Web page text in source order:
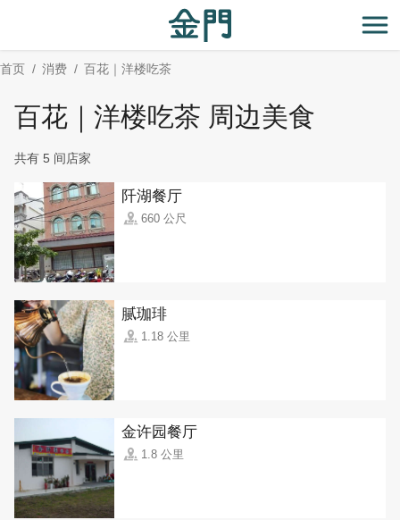
主
要
开
首页 消费 百花｜洋楼吃茶
百花｜洋楼吃茶 周边美食
共有 5 间店家
阡湖餐厅
660 公尺
腻珈琲
1.18 公里
金许园餐厅
1.8 公里